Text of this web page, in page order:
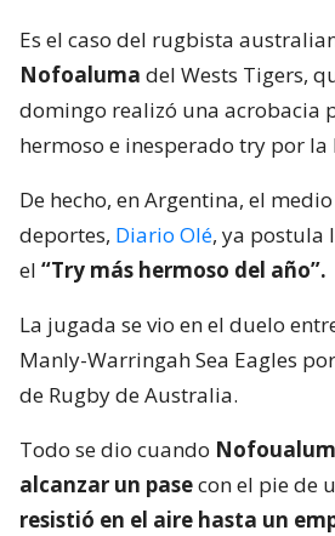
Es el caso del rugbista
Nofoaluma del Wests Tigers,
domingo realizó una acrobacia
hermoso e inesperado try por la
De hecho, en Argentina, el
deportes, Diario Olé, ya postula
el “Try más hermoso del año”.
La jugada se vio en el duelo
Manly-Warringah Sea Eagles
de Rugby de Australia.
Todo se dio cuando
alcanzar un pasecon el pie de
resistió en el aire hasta un